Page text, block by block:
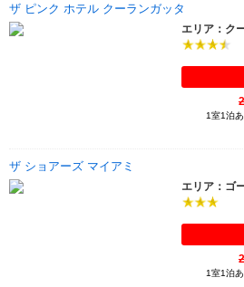
ザ ピンク ホテル クーランガッタ
エリア： ク
1室1泊
ザ ショアーズ マイアミ
エリア： ゴ
1室1泊